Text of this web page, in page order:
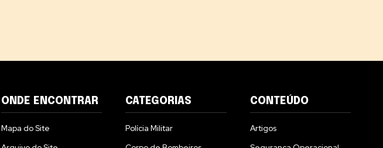
ONDE ENCONTRAR
Mapa do Site
CATEGORIAS
Polícia Militar
CONTEÚDO
Artigos